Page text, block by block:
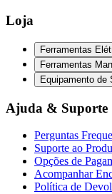
Loja
Ferramentas
Ferramentas
Equipamento de
Ajuda & Suporte
Perguntas
Suporte ao
Opções de
Acompanhar
Política de